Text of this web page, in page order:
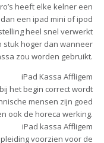
heeft elke kelner een
een ipad mini of ipod
heel snel verwerkt
stuk hoger dan wanneer
zou worden gebruikt.
iPad Kassa Affligem
het begin correct wordt
mensen zijn goed
ook de horeca werking.
iPad kassa Affligem
voorzien voor de